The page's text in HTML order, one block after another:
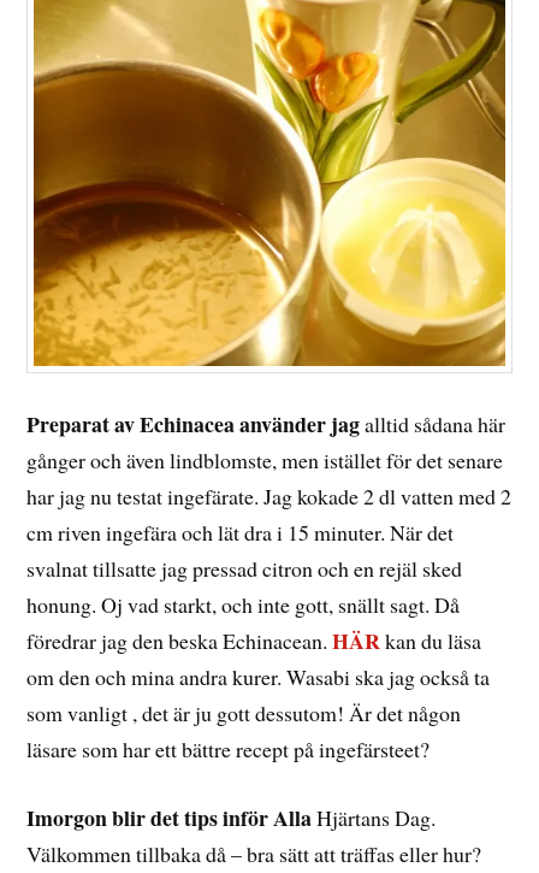
Preparat av Echinacea använder jagalltid sådana här
gånger och även lindblomste, men istället för det senare
har jag nu testat ingefärate. Jag kokade 2 dl vatten med 2
cm riven ingefära och lät dra i 15 minuter. När det
svalnat tillsatte jag pressad citron och en rejäl sked
honung. Oj vad starkt, och inte gott, snällt sagt. Då
föredrar jag den beska Echinacean.HÄRkan du läsa
om den och mina andra kurer. Wasabi ska jag också ta
som vanligt , det är ju gott dessutom! Är det någon
läsare som har ett bättre recept på ingefärsteet?
Imorgon blir det tips inför AllaHjärtans Dag.
Välkommen tillbaka då – bra sätt att träffas eller hur?